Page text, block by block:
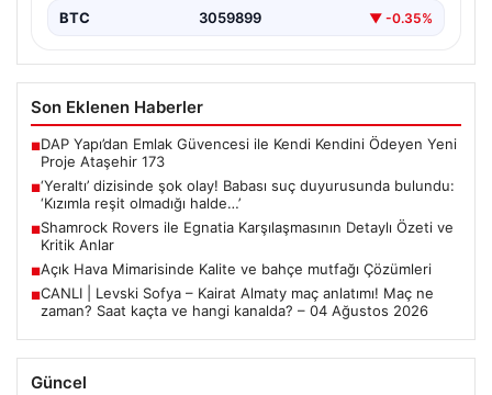
BTC 3059899 ▼ -0.35%
Son Eklenen Haberler
■DAP Yapı’dan Emlak Güvencesi ile Kendi Kendini Ödeyen Yeni
Proje Ataşehir 173
■‘Yeraltı’ dizisinde şok olay! Babası suç duyurusunda bulundu:
‘Kızımla reşit olmadığı halde…’
■Shamrock Rovers ile Egnatia Karşılaşmasının Detaylı Özeti ve
Kritik Anlar
■Açık Hava Mimarisinde Kalite ve bahçe mutfağı Çözümleri
■CANLI | Levski Sofya – Kairat Almaty maç anlatımı! Maç ne
zaman? Saat kaçta ve hangi kanalda? – 04 Ağustos 2026
Güncel